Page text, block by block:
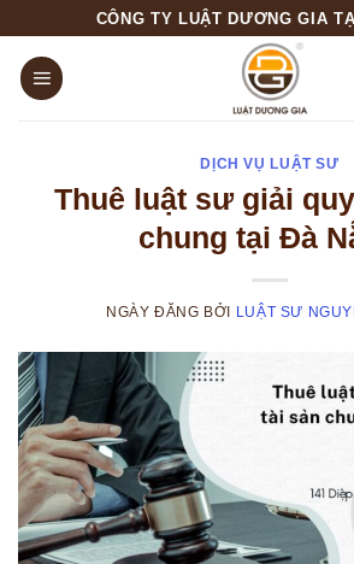
content
CÔNG TY LUẬT DƯƠNG GIA
DỊCH VỤ LUẬT SƯ
Thuê luật sư giải
chung tại Đà
NGÀY ĐĂNG BỞI LUẬT SƯ